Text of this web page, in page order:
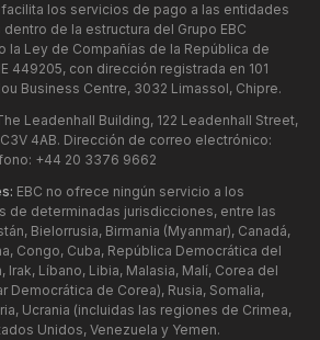
facilita los servicios de pago a las entidades
de la estructura del Grupo EBC
la Ley de Compañías de la República de
449205, con dirección registrada en 101
Business Centre, 3032 Limassol, Chipre.
Leadenhall Building, 122 Leadenhall Street,
4AB. Dirección de correo electrónico:
+44 20 3376 9662
EBC no ofrece ningún servicio a los
de determinadas jurisdicciones, entre las
Bielorrusia, Birmania (Myanmar), Canadá,
Congo, Cuba, República Democrática del
Irak, Líbano, Libia, Malasia, Malí, Corea del
Democrática de Corea), Rusia, Somalia,
Ucrania (incluidas las regiones de Crimea,
Unidos, Venezuela y Yemen.